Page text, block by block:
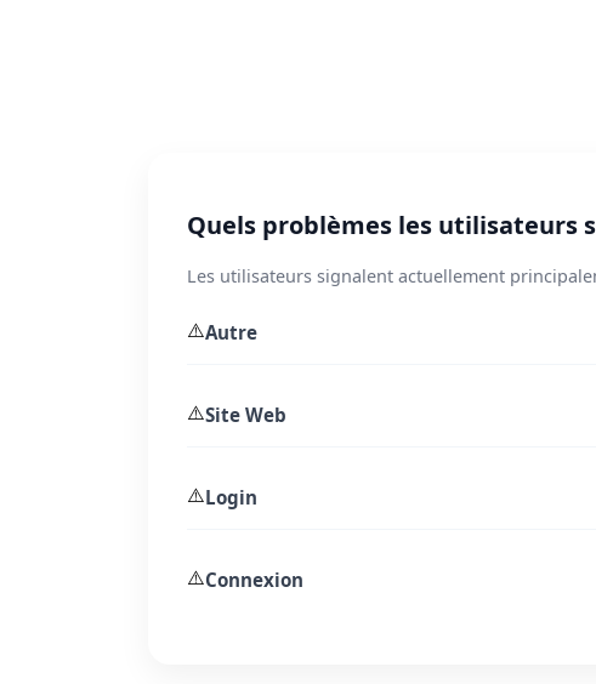
Quels problèmes les utilisateurs
Les utilisateurs signalent actuellement
⚠️Autre
⚠️Site Web
⚠️Login
⚠️Connexion